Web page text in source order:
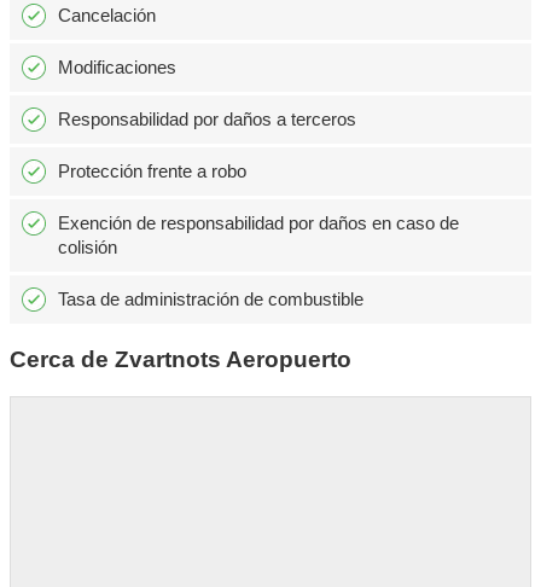
Cancelación
Modificaciones
Responsabilidad por daños a terceros
Protección frente a robo
Exención de responsabilidad por daños en caso de
colisión
Tasa de administración de combustible
Cerca de Zvartnots Aeropuerto